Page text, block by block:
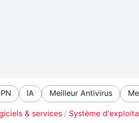
IA Meilleur Antivirus
& services Système